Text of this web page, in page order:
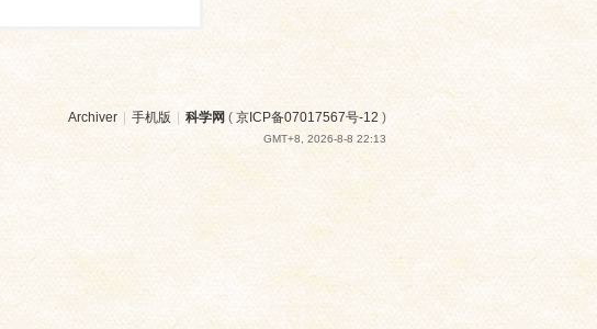
Archiver | 手机版 | 科学网 ( 京ICP备07017567号-12 )
GMT+8, 2026-8-8 22:13